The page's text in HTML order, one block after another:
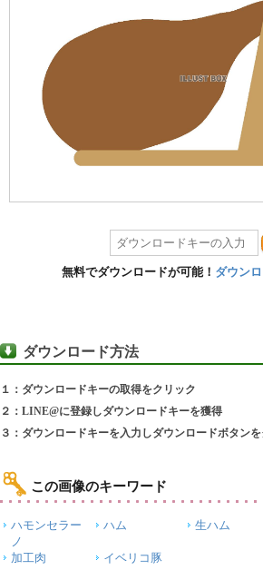
無料でダウンロードが可能！ ダウン
ダウンロード方法
１：ダウンロードキーの取得をクリック
２：LINE@に登録しダウンロードキーを獲得
３：ダウンロードキーを入力しダウンロードボタン
この画像のキーワード
ハモンセラー
ノ
ハム 生ハム
加工肉 イベリコ豚